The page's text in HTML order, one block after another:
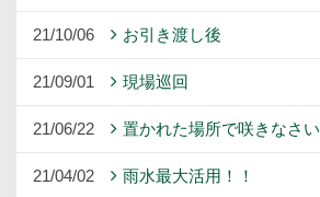
21/10/06 お引き渡し後
21/09/01 現場巡回
21/06/22 置かれた場所で咲きなさい
21/04/02 雨水最大活用！！